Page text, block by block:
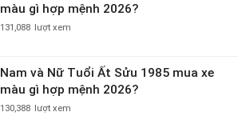
màu gì hợp mệnh 2026?
131,088 lượt xem
Nam và Nữ Tuổi Ất Sửu 1985 mua xe
màu gì hợp mệnh 2026?
130,388 lượt xem